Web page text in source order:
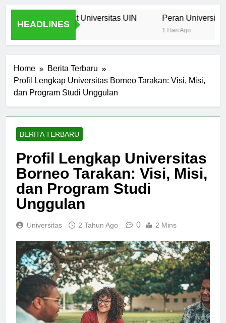
HEADLINES
Curriculum at Universitas UIN Peran Universitas UIN
1 Hari Ago
Home
Berita Terbaru
Profil Lengkap Universitas Borneo Tarakan: Visi, Misi,
dan Program Studi Unggulan
BERITA TERBARU
Profil Lengkap Universitas
Borneo Tarakan: Visi, Misi,
dan Program Studi
Unggulan
Universitas 2 Tahun Ago 0 2 Mins